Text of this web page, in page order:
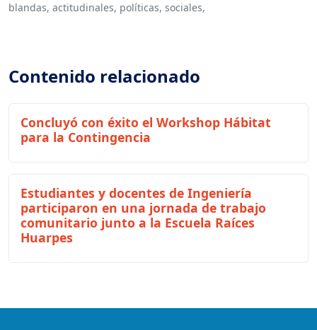
blandas, actitudinales, políticas, sociales,
Contenido relacionado
Concluyó con éxito el Workshop Hábitat
para la Contingencia
Estudiantes y docentes de Ingeniería
participaron en una jornada de trabajo
comunitario junto a la Escuela Raíces
Huarpes